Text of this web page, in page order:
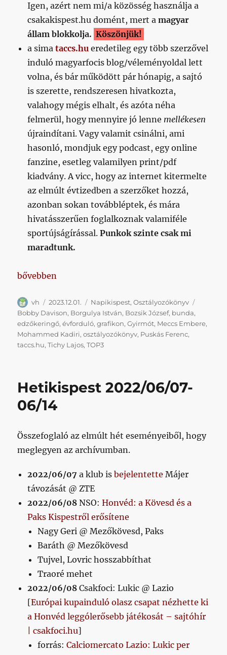
Igen, azért nem mi/a közösség használja a
csakakispest.hu domént, mert amagyar
állam blokkolja. Köszönjük!
a simataccs.hu eredetileg egy több szerzővel
induló magyarfocis blog/véleményoldal lett
volna, és bár működött pár hónapig, a sajtó
is szerette, rendszeresen hivatkozta,
valahogy mégis elhalt, és azóta néha
felmerül, hogy mennyire jó lenne mellékesen
újraindítani. Vagy valamit csinálni, ami
hasonló, mondjuk egy podcast, egy online
fanzine, esetleg valamilyen print/pdf
kiadvány. A vicc, hogy az internet kitermelte
az elmúlt évtizedben a szerzőket hozzá,
azonban sokan továbbléptek, és mára
hivatásszerűen foglalkoznak valamiféle
sportújságírással.Punkok szinte csak mi
maradtunk.
„Hetikispest #2023/12/01”
bővebben
Szerző
vh Közzétéve
2023.12.01. Kategória
Napikispest,Osztályozókönyv
Bobby Davison, Borgulya István, Bozsik József, bunda,
edzőkeringő,évforduló,grafikon,Gyirmót, Meccs Embere,
Mohammed Kadiri,osztályozókönyv, Puskás Ferenc,
taccs.hu,Tichy Lajos,TOP3
Hetikispest 2022/06/07-
06/14
Összefoglaló az elmúlt hét eseményeiből, hogy
meglegyen az archívumban.
2022/06/07 a klub isbejelentette Májer
távozását @ ZTE
2022/06/08 NSO:Honvéd: a Kövesd és a
Paks Kispestről erősítene
Nagy Geri @ Mezőkövesd, Paks
Baráth @ Mezőkövesd
Tujvel, Lovric hosszabbíthat
Traoré mehet
2022/06/08 Csakfoci: Lukic @ Lazio
[Európai kupainduló olasz csapat nézhette ki
a Honvéd leggólerősebb játékosát – sajtóhír
| csakfoci.hu]
forrás:Calciomercato Lazio: Lukic per